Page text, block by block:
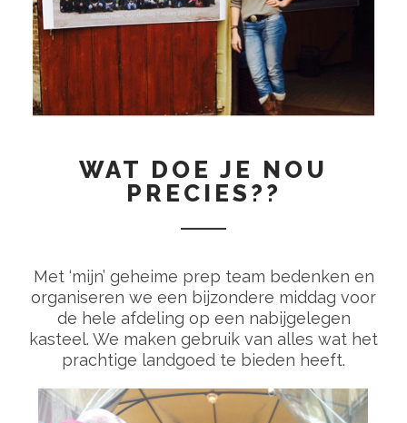
WAT DOE JE NOU
PRECIES??
Met ‘mijn’ geheime prep team bedenken en
organiseren we een bijzondere middag voor
de hele afdeling op een nabijgelegen
kasteel. We maken gebruik van alles wat het
prachtige landgoed te bieden heeft.